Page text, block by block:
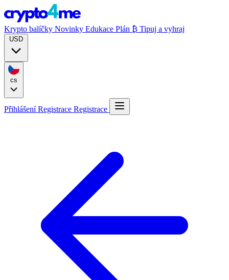
Krypto balíčky Novinky Edukace Plán ₿ Tipuj a vyhraj
PřihlášeníRegistrace Registrace